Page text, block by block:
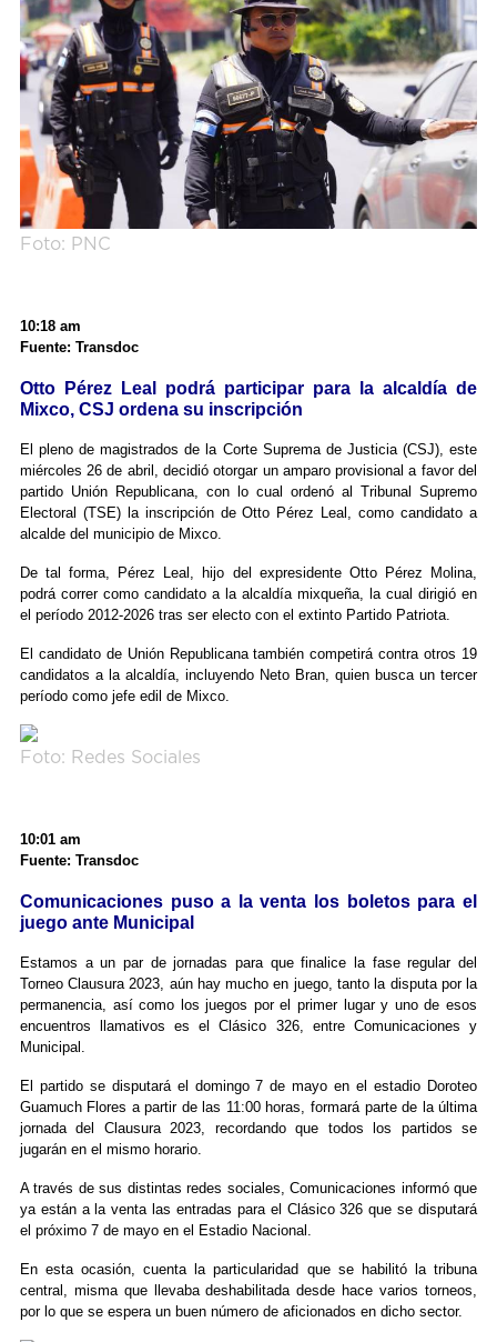
Foto: PNC
10:18 am
Fuente: Transdoc
Otto Pérez Leal podrá participar para la alcaldía de
Mixco, CSJ ordena su inscripción
El pleno de magistrados de la Corte Suprema de Justicia (CSJ), este
miércoles 26 de abril, decidió otorgar un amparo provisional a favor del
partido Unión Republicana, con lo cual ordenó al Tribunal Supremo
Electoral (TSE) la inscripción de Otto Pérez Leal, como candidato a
alcalde del municipio de Mixco.
De tal forma, Pérez Leal, hijo del expresidente Otto Pérez Molina,
podrá correr como candidato a la alcaldía mixqueña, la cual dirigió en
el período 2012-2026 tras ser electo con el extinto Partido Patriota.
El candidato de Unión Republicana también competirá contra otros 19
candidatos a la alcaldía, incluyendo Neto Bran, quien busca un tercer
período como jefe edil de Mixco.
Foto: Redes Sociales
10:01 am
Fuente: Transdoc
Comunicaciones puso a la venta los boletos para el
juego ante Municipal
Estamos a un par de jornadas para que finalice la fase regular del
Torneo Clausura 2023, aún hay mucho en juego, tanto la disputa por la
permanencia, así como los juegos por el primer lugar y uno de esos
encuentros llamativos es el Clásico 326, entre Comunicaciones y
Municipal.
El partido se disputará el domingo 7 de mayo en el estadio Doroteo
Guamuch Flores a partir de las 11:00 horas, formará parte de la última
jornada del Clausura 2023, recordando que todos los partidos se
jugarán en el mismo horario.
A través de sus distintas redes sociales, Comunicaciones informó que
ya están a la venta las entradas para el Clásico 326 que se disputará
el próximo 7 de mayo en el Estadio Nacional.
En esta ocasión, cuenta la particularidad que se habilitó la tribuna
central, misma que llevaba deshabilitada desde hace varios torneos,
por lo que se espera un buen número de aficionados en dicho sector.